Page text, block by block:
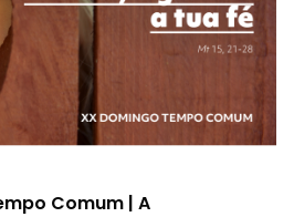
Comum | A